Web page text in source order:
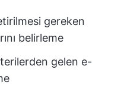
gereken
belirleme
gelen e-